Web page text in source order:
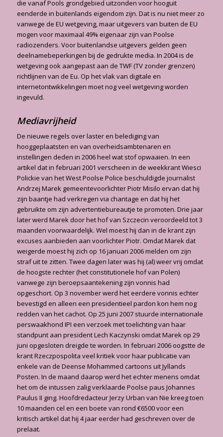
die vanaf Pools grondgebied uitzonden voor hooguit
eenderde in buitenlands eigendom zijn. Dat is nu niet meer zo
vanwege de EU wetgeving, maar uitgevers van buiten de EU
mogen voor maximaal 49% eigenaar zijn van Poolse
radiozenders. Voor buitenlandse uitgevers gelden geen
deelnamebeperkingen bij de gedrukte media. In 2004 is de
wetgeving ook aangepast aan de TWF (TV zonder grenzen)
richtlijnen van de Eu. Op het vlak van digitale en
internetontwikkelingen moet nog veel wetgeving worden
ingevuld.
Mediavrijheid
De nieuwe regels over laster en belediging van
hooggeplaatsten en van overheidsambtenaren en
instellingen deden in 2006 heel wat stof opwaaien. In een
artikel dat in februari 2001 ver­scheen in de weekkrant Wiesci
Polickie van het West Poolse Police beschuldigde journalist
Andrzej Marek gemeentevoorlichter Piotr Misilo ervan dat hij
zijn baantje had verkregen via chantage en dat hij het
gebruikte om zijn advertentiebureautje te promoten. Drie jaar
later werd Marek door het hof van Szczecin veroordeeld tot 3
maanden voorwaardelijk. Wel moest hij dan in de krant zijn
excuses aanbieden aan voorlichter Piotr. Omdat Marek dat
weigerde moest hij zich op 16 januari 2006 melden om zijn
straf uit te zitten. Twee dagen later was hij (al) weer vrij omdat
de hoogste rechter (het constitutionele hof van Polen)
vanwege zijn be­roepsaantekening zijn vonnis had
opgeschort. Op 3 november werd het eerdere vonnis echter
bevestigd en alleen een presidentieel pardon kon hem nog
redden van het cachot. Op 25 juni 2007 stuurde internationale
perswaakhond IPI een verzoek met toelichting van haar
standpunt aan president Lech Kaczynski omdat Marek op 29
juni opgesloten dreigde te wor­den. In februari 2006 oogstte de
krant Rzeczpospolita veel kritiek voor haar publicatie van
enkele van de Deense Mohammed cartoons uit Jyllands
Posten. In de maand daarop werd het echter menens omdat
het om de intussen zalig verklaarde Poolse paus Johannes
Paulus II ging. Hoofdredacteur Jerzy Urban van Nie kreeg toen
10 maanden cel en een boete van rond €6500 voor een
kritisch artikel dat hij 4 jaar eerder had geschreven over de
prelaat.